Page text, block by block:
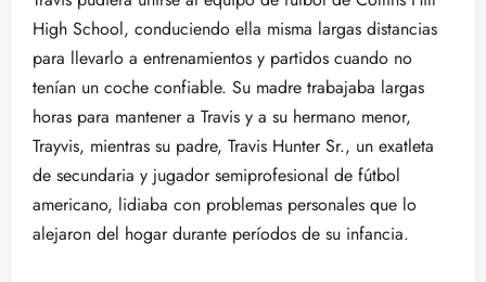
High School, conduciendo ella misma largas distancias
para llevarlo a entrenamientos y partidos cuando no
tenían un coche confiable. Su madre trabajaba largas
horas para mantener a Travis y a su hermano menor,
Trayvis, mientras su padre, Travis Hunter Sr., un exatleta
de secundaria y jugador semiprofesional de fútbol
americano, lidiaba con problemas personales que lo
alejaron del hogar durante períodos de su infancia.